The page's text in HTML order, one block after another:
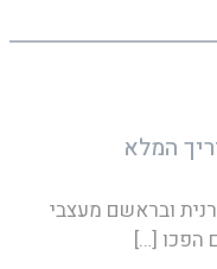
המלא
ובראשם מעצבי
הפכו […]